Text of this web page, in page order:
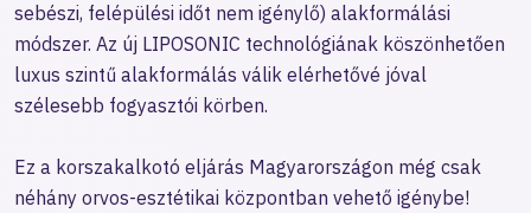
sebészi, felépülési időt nem igénylő) alakformálási
módszer. Az új LIPOSONIC technológiának köszönhetően
luxus szintű alakformálás válik elérhetővé jóval
szélesebb fogyasztói körben.
Ez a korszakalkotó eljárás Magyarországon még csak
néhány orvos-esztétikai központban vehető igénybe!